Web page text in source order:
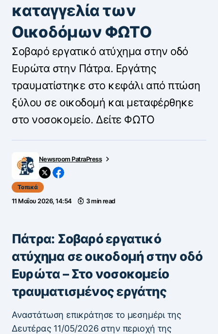
καταγγελία των
Οικοδόμων ΦΩΤΟ
Σοβαρό εργατικό ατύχημα στην οδό
Ευρώτα στην Πάτρα. Εργάτης
τραυματίστηκε στο κεφάλι από πτώση
ξύλου σε οικοδομή και μεταφέρθηκε
στο νοσοκομείο. Δείτε ΦΩΤΟ
Newsroom PatraPress
Τοπικά
11 Μαΐου 2026, 14:54 3 min read
Πάτρα: Σοβαρό εργατικό
ατύχημα σε οικοδομή στην οδό
Ευρώτα – Στο νοσοκομείο
τραυματισμένος εργάτης
Αναστάτωση επικράτησε το μεσημέρι της
Δευτέρας 11/05/2026 στην περιοχή της